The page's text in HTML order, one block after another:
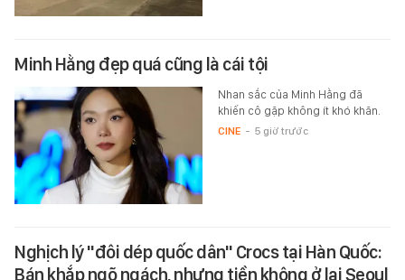
Minh Hằng đẹp quá cũng là cái tội
Nhan sắc của Minh Hằng đã
khiến cô gặp không ít khó khăn.
CINE - 5 giờ trước
Nghịch lý "đôi dép quốc dân" Crocs tại Hàn Quốc:
Bán khắp ngõ ngách, nhưng tiền không ở lại Seoul